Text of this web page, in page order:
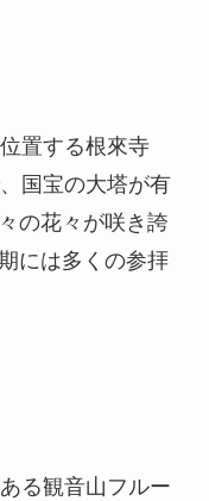
置する根來寺
国宝の大塔が有
の花々が咲き誇
には多くの参拝
る観音山フルー